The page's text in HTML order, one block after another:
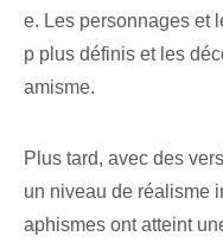
e. Les personnages et
p plus définis et les
amisme.
Plus tard, avec des
un niveau de réalisme
aphismes ont atteint